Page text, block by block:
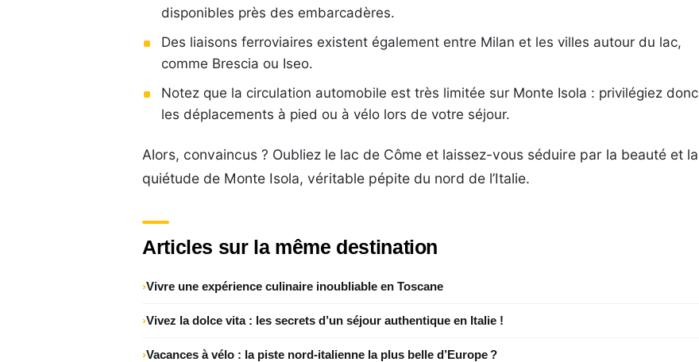
disponibles près des embarcadères.
Des liaisons ferroviaires existent également entre Milan et les villes autour du lac,
comme Brescia ou Iseo.
Notez que la circulation automobile est très limitée sur Monte Isola : privilégiez donc
les déplacements à pied ou à vélo lors de votre séjour.
Alors, convaincus ? Oubliez le lac de Côme et laissez-vous séduire par la beauté et la
quiétude de Monte Isola, véritable pépite du nord de l’Italie.
Articles sur la même destination
Vivre une expérience culinaire inoubliable en Toscane
Vivez la dolce vita : les secrets d’un séjour authentique en Italie !
Vacances à vélo : la piste nord‑italienne la plus belle d’Europe ?